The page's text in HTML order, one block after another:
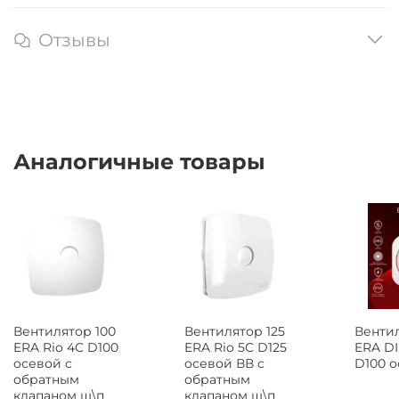
Отзывы
Аналогичные товары
Вентилятор 100
ERA Rio 4C D100
осевой с
обратным
Вентилятор 125
ERA Rio 5C D125
осевой ВВ с
обратным
ERA
D100